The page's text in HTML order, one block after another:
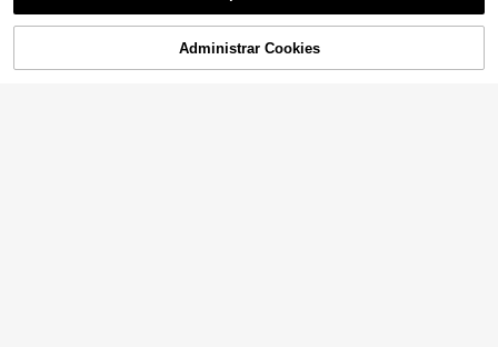
¡29% DE DESCUENTO! AÑADIR A LA BOLSA
Administrar Cookies